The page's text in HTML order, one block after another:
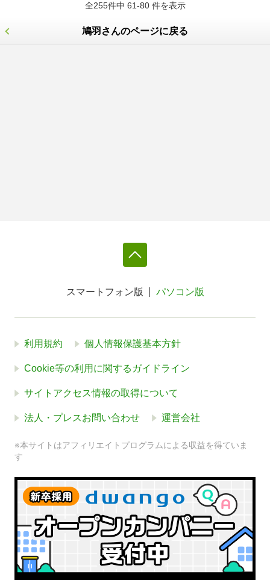
全255件中 61-80 件を表示
鳩羽さんのページに戻る
スマートフォン版 パソコン版
利用規約 個人情報保護基本方針
Cookie等の利用に関するガイドライン
サイトアクセス情報の取得について
法人・プレスお問い合わせ 運営会社
※本サイトはアフィリエイトプログラムによる収益を得ていま
す